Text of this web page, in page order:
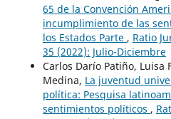
65 de la Convención
incumplimiento de las
los Estados Parte , Ratio
35 (2022): Julio-Diciembre
Carlos Darío Patiño, Luisa
Medina, La juventud
política: Pesquisa
sentimientos políticos ,